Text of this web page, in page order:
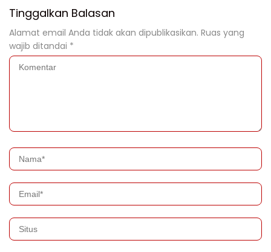
Tinggalkan Balasan
Alamat email Anda tidak akan dipublikasikan. Ruas yang
wajib ditandai *